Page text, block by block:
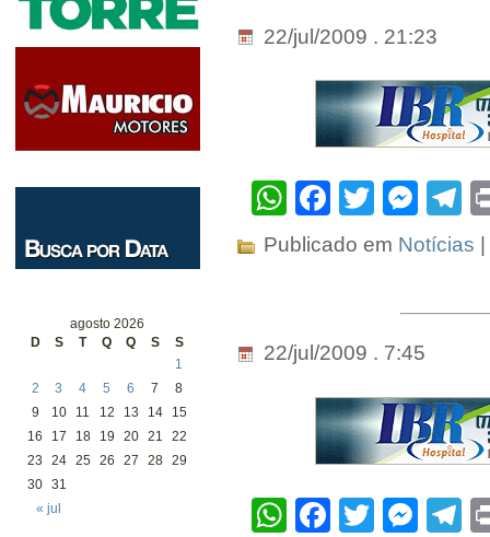
agosto 2026
D
S T Q Q S S
« jul
1
2
3 4 5 6 7
8
9
10 11 12 13 14
15
16
17 18 19 20 21
22
23
24 25 26 27 28 29
30 31
22/jul/2009 . 21:23
WhatsApp
Facebook
Twitter
Publicado em Notícias
22/jul/2009 . 7:45
WhatsApp
Facebook
Twitter